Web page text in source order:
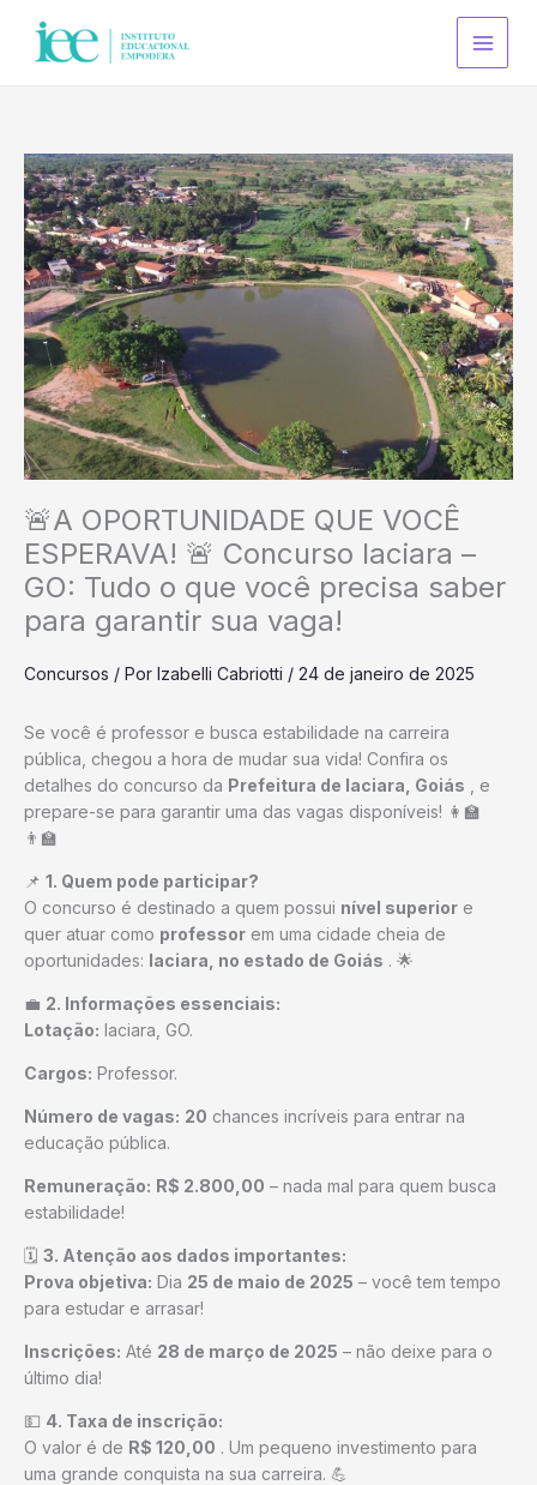
🚨A OPORTUNIDADE QUE VOCÊ
ESPERAVA! 🚨 Concurso Iaciara –
GO: Tudo o que você precisa saber
para garantir sua vaga!
Concursos / Por Izabelli Cabriotti / 24 de janeiro de 2025
Se você é professor e busca estabilidade na carreira
pública, chegou a hora de mudar sua vida! Confira os
detalhes do concurso da Prefeitura de Iaciara, Goiás , e
prepare-se para garantir uma das vagas disponíveis! 👩‍🏫
👨‍🏫
📌 1. Quem pode participar?
O concurso é destinado a quem possui nível superior e
quer atuar como professor em uma cidade cheia de
oportunidades: Iaciara, no estado de Goiás . 🌟
💼 2. Informações essenciais:
Lotação: Iaciara, GO.
Cargos: Professor.
Número de vagas: 20 chances incríveis para entrar na
educação pública.
Remuneração: R$ 2.800,00 – nada mal para quem busca
estabilidade!
🗓 3. Atenção aos dados importantes:
Prova objetiva: Dia 25 de maio de 2025 – você tem tempo
para estudar e arrasar!
Inscrições: Até 28 de março de 2025 – não deixe para o
último dia!
💵 4. Taxa de inscrição:
O valor é de R$ 120,00 . Um pequeno investimento para
uma grande conquista na sua carreira. 💪
c
h